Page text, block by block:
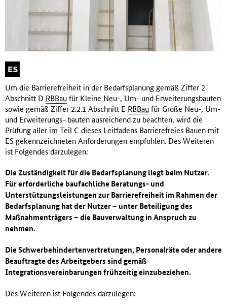
Um die Barrierefreiheit in der Bedarfsplanung gemäß Ziffer 2
Abschnitt D RBBaufür Kleine Neu-, Um- und Erweiterungsbauten
sowie gemäß Ziffer 2.2.1 Abschnitt E RBBaufür Große Neu-, Um-
und Erweiterungs- bauten ausreichend zu beachten, wird die
Prüfung aller im Teil C dieses Leitfadens Barrierefreies Bauen mit
ES gekennzeichneten Anforderungen empfohlen. Des Weiteren
ist Folgendes darzulegen:
Die Zuständigkeit für die Bedarfsplanung liegt beim Nutzer.
Für erforderliche baufachliche Beratungs- und
Unterstützungsleistungen zur Barrierefreiheit im Rahmen der
Bedarfsplanung hat der Nutzer – unter Beteiligung des
Maßnahmenträgers – die Bauverwaltung in Anspruch zu
nehmen.
Die Schwerbehindertenvertretungen, Personalräte oder andere
Beauftragte des Arbeitgebers sind gemäß
Integrationsvereinbarungen frühzeitig einzubeziehen.
Des Weiteren ist Folgendes darzulegen: